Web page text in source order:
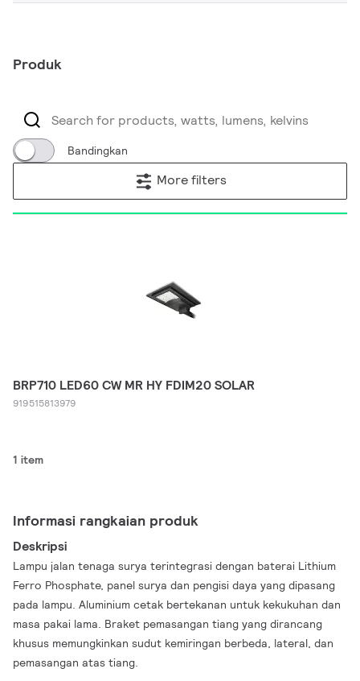
Produk
Bandingkan
More filters
BRP710 LED60 CW MR HY FDIM20 SOLAR
919515813979
1 item
Informasi rangkaian produk
Deskripsi
Lampu jalan tenaga surya terintegrasi dengan baterai Lithium
Ferro Phosphate, panel surya dan pengisi daya yang dipasang
pada lampu. Aluminium cetak bertekanan untuk kekukuhan dan
masa pakai lama. Braket pemasangan tiang yang dirancang
khusus memungkinkan sudut kemiringan berbeda, lateral, dan
pemasangan atas tiang.